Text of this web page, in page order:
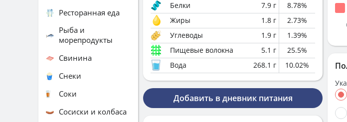
Белки
7.9 г 8.78%
Жиры
1.8 г 2.73%
Углеводы
1.9 г 1.39%
Пищевые волокна
5.1 г 25.5%
Вода
268.1 г 10.02%
Добавить в дневник питания
Ресторанная еда
Рыба и
морепродукты
Свинина
Снеки
Соки
Сосиски и колбаса